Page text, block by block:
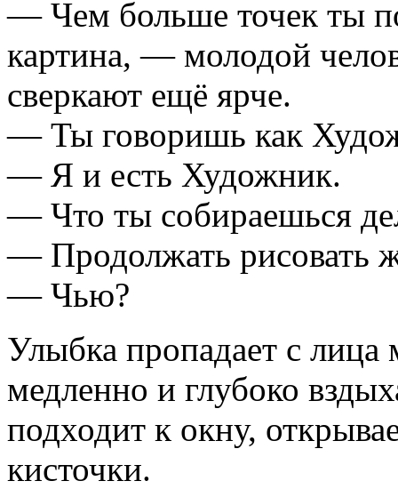
— Чем больше точек ты
картина, — молодой
сверкают ещё ярче.
— Ты говоришь как
— Я и есть Художник.
— Что ты собираешься
— Продолжать рисовать
— Чью?
Улыбка пропадает с лица
медленно и глубоко
подходит к окну,
кисточки.